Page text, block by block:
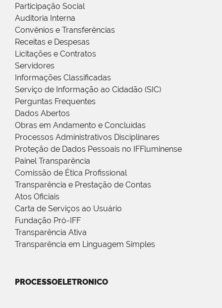
Participação Social
Auditoria Interna
Convênios e Transferências
Receitas e Despesas
Licitações e Contratos
Servidores
Informações Classificadas
Serviço de Informação ao Cidadão (SIC)
Perguntas Frequentes
Dados Abertos
Obras em Andamento e Concluídas
Processos Administrativos Disciplinares
Proteção de Dados Pessoais no IFFluminense
Painel Transparência
Comissão de Ética Profissional
Transparência e Prestação de Contas
Atos Oficiais
Carta de Serviços ao Usuário
Fundação Pró-IFF
Transparência Ativa
Transparência em Linguagem Simples
PROCESSOELETRONICO